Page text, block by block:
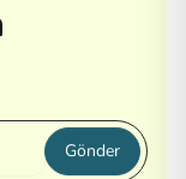
Gönder